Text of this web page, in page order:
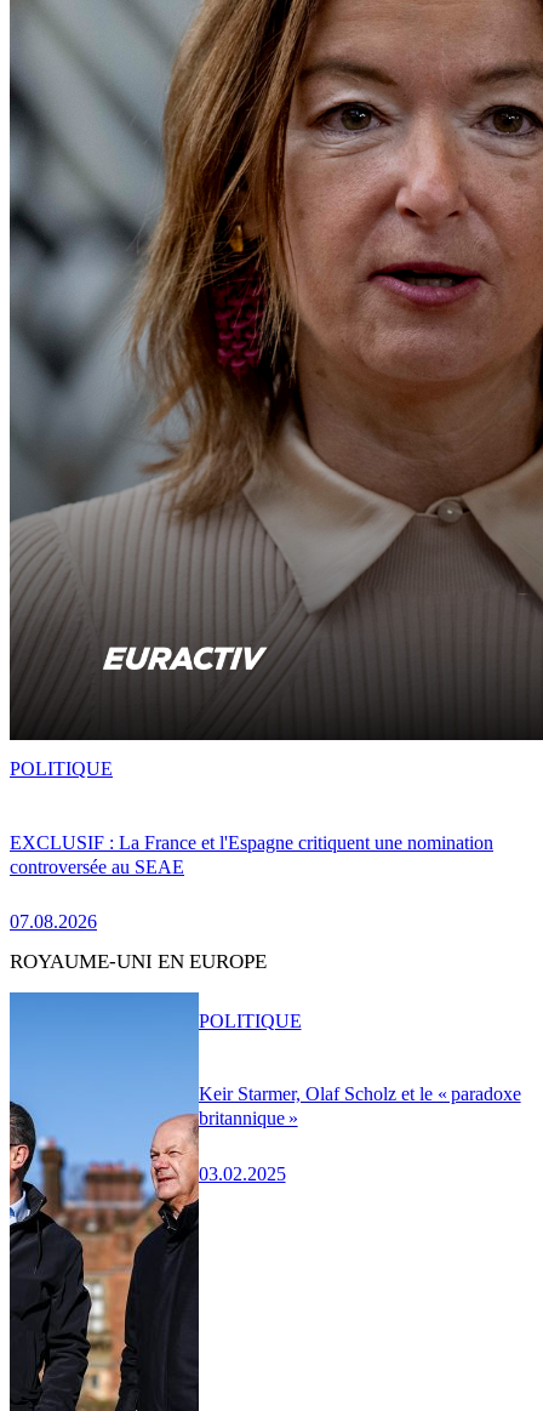
EXCLUSIF : La France et l'Espagne critiquent une nomination
controversée au SEAE
07.08.2026
POLITIQUE
ROYAUME-UNI EN EUROPE
Keir Starmer, Olaf Scholz et le « paradoxe
britannique »
03.02.2025
POLITIQUE